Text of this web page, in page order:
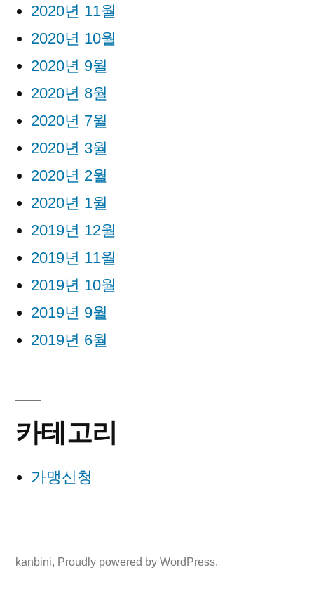
2020년 11월
2020년 10월
2020년 9월
2020년 8월
2020년 7월
2020년 3월
2020년 2월
2020년 1월
2019년 12월
2019년 11월
2019년 10월
2019년 9월
2019년 6월
카테고리
가맹신청
kanbini, Proudly powered by WordPress.